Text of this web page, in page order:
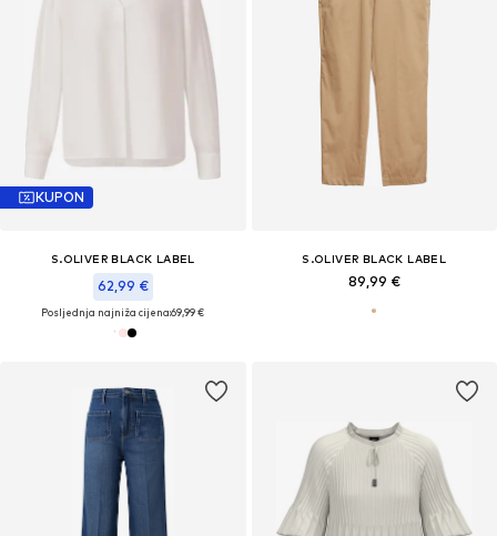
KUPON
S.OLIVER BLACK LABEL
62,99 €
Posljednja najniža cijena:69,99 €
S.OLIVER BLACK LABEL
89,99 €